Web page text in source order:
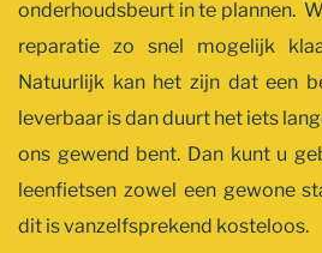
onderhoudsbeurt in te plannen.
reparatie zo snel mogelijk
Natuurlijk kan het zijn dat een
leverbaar is dan duurt het iets
ons gewend bent. Dan kunt u
leenfietsen zowel een gewone
dit is vanzelfsprekend kosteloos.